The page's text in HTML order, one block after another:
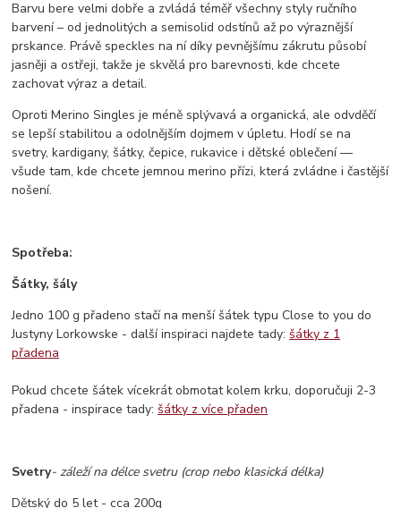
Barvu bere velmi dobře a zvládá téměř všechny styly ručního
barvení – od jednolitých a semisolid odstínů až po výraznější
prskance. Právě speckles na ní díky pevnějšímu zákrutu působí
jasněji a ostřeji, takže je skvělá pro barevnosti, kde chcete
zachovat výraz a detail.
Oproti Merino Singles je méně splývavá a organická, ale odvděčí
se lepší stabilitou a odolnějším dojmem v úpletu. Hodí se na
svetry, kardigany, šátky, čepice, rukavice i dětské oblečení —
všude tam, kde chcete jemnou merino přízi, která zvládne i častější
nošení.
Spotřeba:
Šátky, šály
Jedno 100 g přadeno stačí na menší šátek typu Close to you do
Justyny Lorkowske - další inspiraci najdete tady:šátky z 1
přadena
Pokud chcete šátek vícekrát obmotat kolem krku, doporučuji 2-3
přadena - inspirace tady:šátky z více přaden
Svetry- záleží na délce svetru (crop nebo klasická délka)
Dětský do 5 let - cca 200g